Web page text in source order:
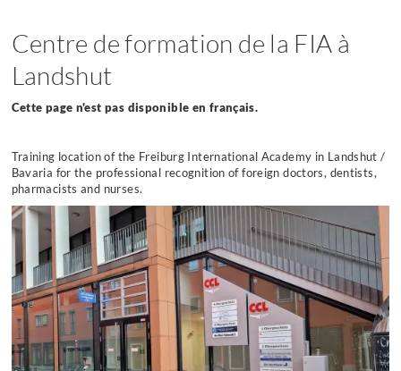
Centre de formation de la FIA à
Landshut
Cette page n'est pas disponible en français.
Training location of the Freiburg International Academy in Landshut /
Bavaria for the professional recognition of foreign doctors, dentists,
pharmacists and nurses.